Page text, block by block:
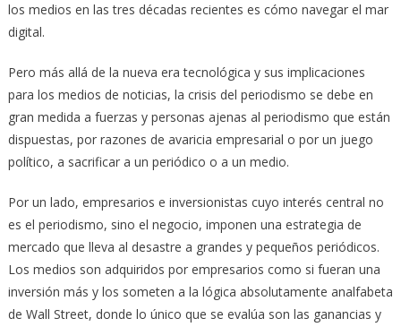
los medios en las tres décadas recientes es cómo navegar el mar
digital.
Pero más allá de la nueva era tecnológica y sus implicaciones
para los medios de noticias, la crisis del periodismo se debe en
gran medida a fuerzas y personas ajenas al periodismo que están
dispuestas, por razones de avaricia empresarial o por un juego
político, a sacrificar a un periódico o a un medio.
Por un lado, empresarios e inversionistas cuyo interés central no
es el periodismo, sino el negocio, imponen una estrategia de
mercado que lleva al desastre a grandes y pequeños periódicos.
Los medios son adquiridos por empresarios como si fueran una
inversión más y los someten a la lógica absolutamente analfabeta
de Wall Street, donde lo único que se evalúa son las ganancias y